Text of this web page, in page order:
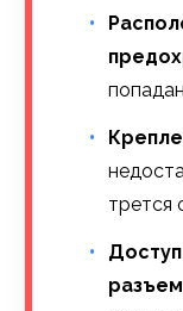
трется